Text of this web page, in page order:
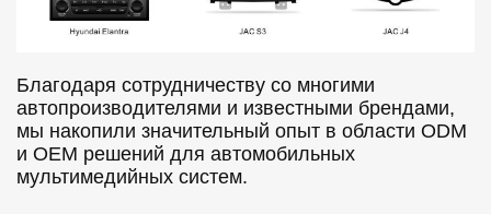
Благодаря сотрудничеству со многими
автопроизводителями и известными брендами,
мы накопили значительный опыт в области ODM
и OEM решений для автомобильных
мультимедийных систем.